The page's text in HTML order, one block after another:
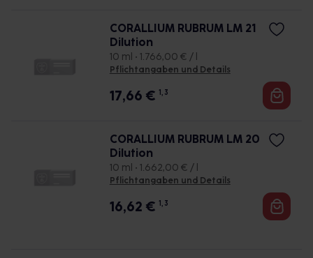
CORALLIUM RUBRUM LM 21
Dilution
10 ml • 1.766,00 € / l
Pflichtangaben und Details
17,66 € 1, 3
CORALLIUM RUBRUM LM 20
Dilution
10 ml • 1.662,00 € / l
Pflichtangaben und Details
16,62 € 1, 3